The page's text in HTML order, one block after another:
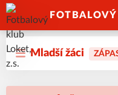
Mladší žáci